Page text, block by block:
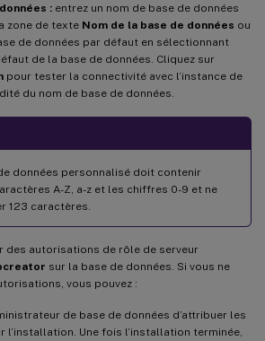
: entrez un nom de base de données
zone de texte Nom de la base de données ou
de données par défaut en sélectionnant
de la base de données. Cliquez sur
pour tester la connectivité avec l’instance de
du nom de base de données.
données personnalisé doit contenir
A-Z, a-z et les chiffres 0-9 et ne
123 caractères.
des autorisations de rôle de serveur
sur la base de données. Si vous ne
vous pouvez :
de base de données d’attribuer les
l’installation. Une fois l’installation terminée,